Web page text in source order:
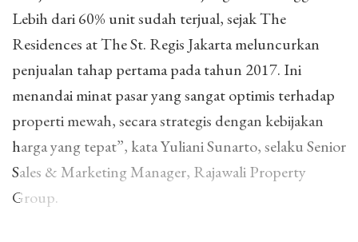
Lebih dari 60% unit sudah terjual, sejak The
Residences at The St. Regis Jakarta meluncurkan
penjualan tahap pertama pada tahun 2017. Ini
menandai minat pasar yang sangat optimis terhadap
properti mewah, secara strategis dengan kebijakan
harga yang tepat”, kata Yuliani Sunarto, selaku Senior
Sales & Marketing Manager, Rajawali Property
Group.